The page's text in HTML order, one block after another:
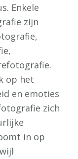
Enkele
zijn
op het
en emoties
zich
in op